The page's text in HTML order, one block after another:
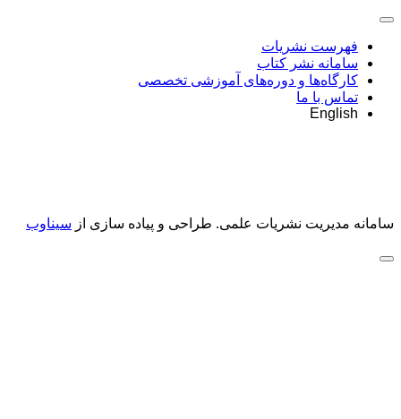
فهرست نشریات
سامانه نشر کتاب
کارگاه‌ها و دوره‌های آموزشی تخصصی
تماس با ما
English
سامانه مدیریت نشریات علمی. طراحی و پیاده سازی از سیناوب